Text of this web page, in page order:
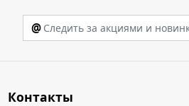
@
Контакты